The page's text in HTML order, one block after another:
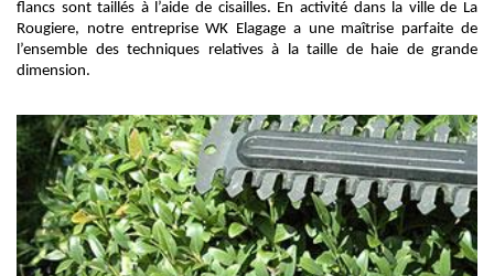
flancs sont taillés à l’aide de cisailles. En activité dans la ville de La
Rougiere, notre entreprise WK Elagage a une maîtrise parfaite de
l’ensemble des techniques relatives à la taille de haie de grande
dimension.